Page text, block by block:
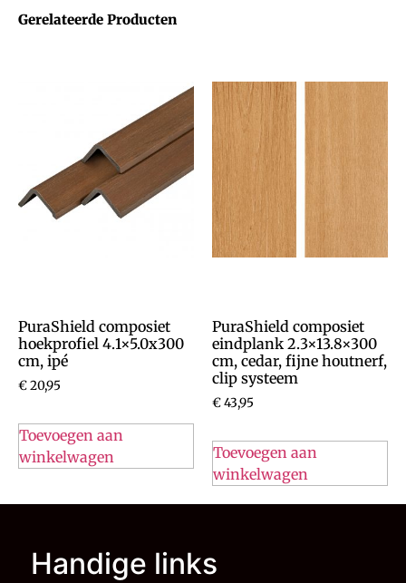
Gerelateerde Producten
PuraShield composiet
hoekprofiel 4.1×5.0x300
cm, ipé
€20,95
Toevoegen aan
winkelwagen
PuraShield composiet
eindplank 2.3×13.8×300
cm, cedar, fijne houtnerf,
clip systeem
€43,95
Toevoegen aan
winkelwagen
Handige links